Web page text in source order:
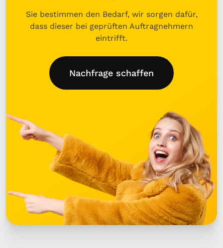
Sie bestimmen den Bedarf, wir sorgen dafür,
dass dieser bei geprüften Auftragnehmern
eintrifft.
Nachfrage schaffen